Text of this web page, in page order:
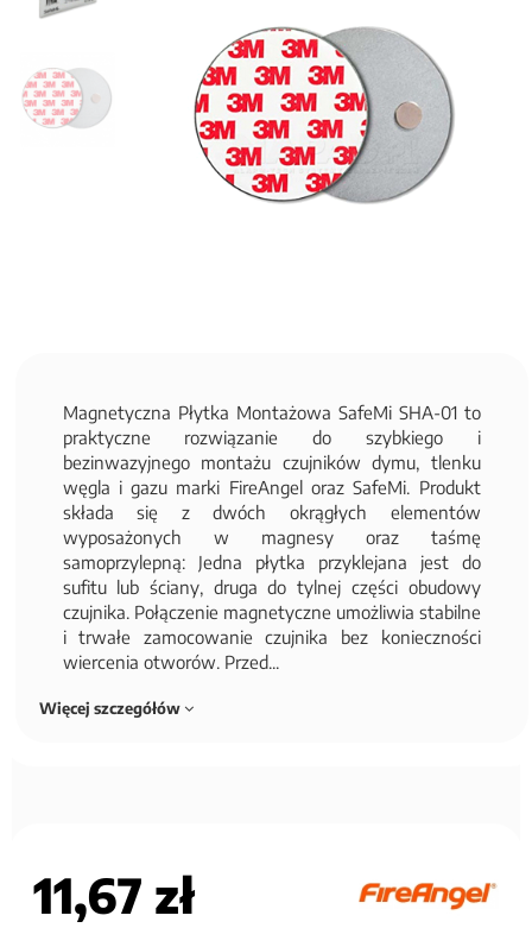
Magnetyczna Płytka Montażowa SafeMi SHA-01 to
praktyczne rozwiązanie do szybkiego i
bezinwazyjnego montażu czujników dymu, tlenku
węgla i gazu marki FireAngel oraz SafeMi. Produkt
składa się z dwóch okrągłych elementów
wyposażonych w magnesy oraz taśmę
samoprzylepną: Jedna płytka przyklejana jest do
sufitu lub ściany, druga do tylnej części obudowy
czujnika. Połączenie magnetyczne umożliwia stabilne
i trwałe zamocowanie czujnika bez konieczności
wiercenia otworów. Przed...
Więcej szczegółów
11,67 zł